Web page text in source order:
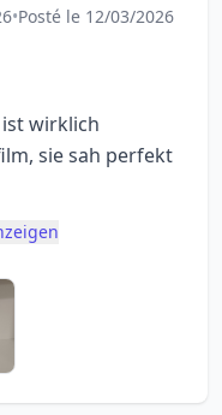
•Posté le 12/03/2026
wirklich
sie sah perfekt